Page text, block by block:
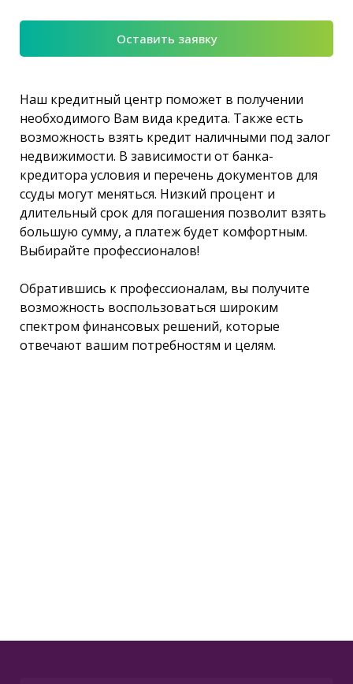
Оставить заявку
Наш кредитный центр поможет в получении
необходимого Вам вида кредита. Также есть
возможность взять кредит наличными под залог
недвижимости. В зависимости от банка-
кредитора условия и перечень документов для
ссуды могут меняться. Низкий процент и
длительный срок для погашения позволит взять
большую сумму, а платеж будет комфортным.
Выбирайте профессионалов!
Обратившись к профессионалам, вы получите
возможность воспользоваться широким
спектром финансовых решений, которые
отвечают вашим потребностям и целям.